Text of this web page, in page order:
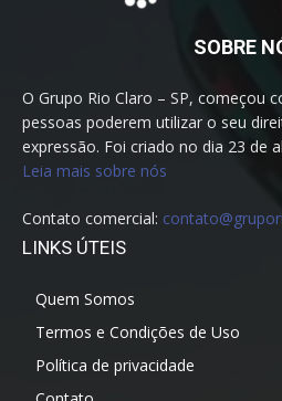
SOBRE
O Grupo Rio Claro – SP, começou
pessoas poderem utilizar o seu
expressão. Foi criado no dia 23 de
Leia mais sobre nós
Contato comercial:
LINKS ÚTEIS
Quem Somos
Termos e Condições de Uso
Política de privacidade